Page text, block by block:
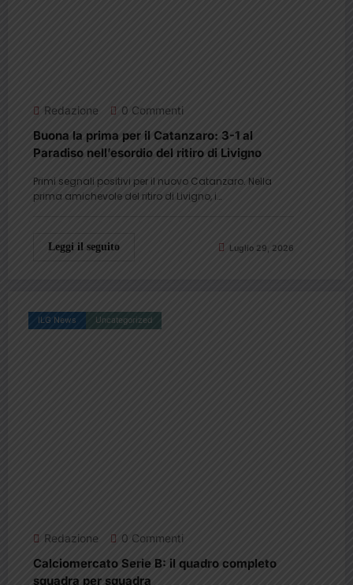
Redazione 0 Commenti
Buona la prima per il Catanzaro: 3-1 al
Paradiso nell’esordio del ritiro di Livigno
Primi segnali positivi per il nuovo Catanzaro. Nella
prima amichevole del ritiro di Livigno, i…
Leggi il seguito Luglio 29, 2026
ILG News Uncategorized
Redazione 0 Commenti
Calciomercato Serie B: il quadro completo
squadra per squadra